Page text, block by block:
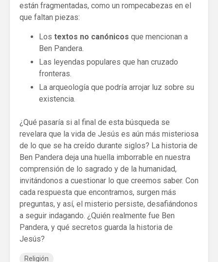
están fragmentadas, como un rompecabezas en el
que faltan piezas:
Los textos no canónicos que mencionan a
Ben Pandera.
Las leyendas populares que han cruzado
fronteras.
La arqueología que podría arrojar luz sobre su
existencia.
¿Qué pasaría si al final de esta búsqueda se
revelara que la vida de Jesús es aún más misteriosa
de lo que se ha creído durante siglos? La historia de
Ben Pandera deja una huella imborrable en nuestra
comprensión de lo sagrado y de la humanidad,
invitándonos a cuestionar lo que creemos saber. Con
cada respuesta que encontramos, surgen más
preguntas, y así, el misterio persiste, desafiándonos
a seguir indagando. ¿Quién realmente fue Ben
Pandera, y qué secretos guarda la historia de
Jesús?
Religión